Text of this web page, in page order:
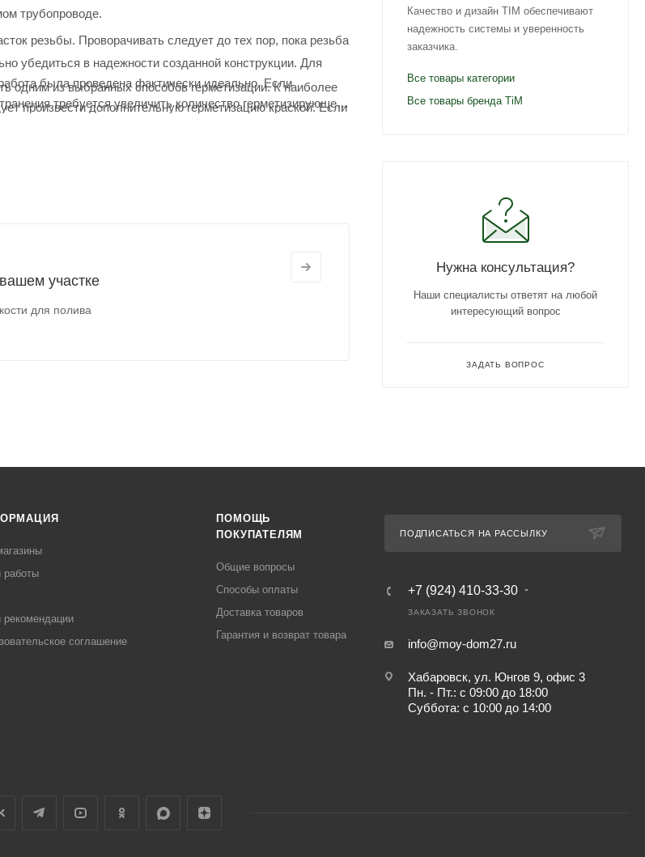
трубопроводе.
резьбы. Проворачивать следует до тех пор, пока резьба
одним из выбранных способов герметизации. К наиболее
произвести дополнительную герметизацию краской. Если
убедиться в надежности созданной конструкции. Для
была проведена фактически идеально. Если
требуется увеличить количество герметизирующего
участке
для полива
Качество и дизайн TIM обеспечивают
надежность системы и уверенность
заказчика.
Все товары категории
Все товары бренда TiM
Нужна консультация?
Наши специалисты ответят на любой
интересующий вопрос
ЗАДАТЬ ВОПРОС
работы
рекомендации
соглашение
ПОМОЩЬ
ПОКУПАТЕЛЯМ
Общие вопросы
Способы оплаты
Доставка товаров
Гарантия и возврат товара
ПОДПИСАТЬСЯ НА РАССЫЛКУ
+7 (924) 410-33-30
ЗАКАЗАТЬ ЗВОНОК
info@moy-dom27.ru
Хабаровск, ул. Юнгов 9, офис 3
Пн. - Пт.: с 09:00 до 18:00
Суббота: с 10:00 до 14:00